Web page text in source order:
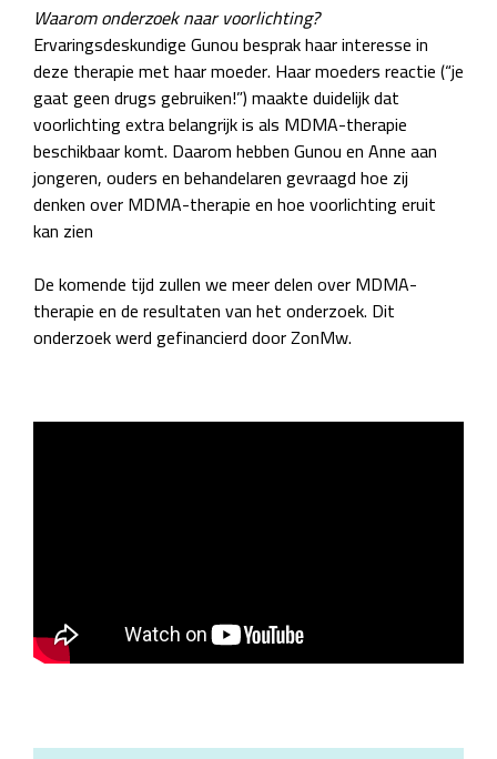
Waarom onderzoek naar voorlichting?
Ervaringsdeskundige Gunou besprak haar interesse in
deze therapie met haar moeder. Haar moeders reactie (“je
gaat geen drugs gebruiken!”) maakte duidelijk dat
voorlichting extra belangrijk is als MDMA-therapie
beschikbaar komt. Daarom hebben Gunou en Anne aan
jongeren, ouders en behandelaren gevraagd hoe zij
denken over MDMA-therapie en hoe voorlichting eruit
kan zien
De komende tijd zullen we meer delen over MDMA-
therapie en de resultaten van het onderzoek. Dit
onderzoek werd gefinancierd door ZonMw.